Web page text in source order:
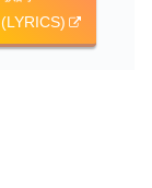
(LYRICS)